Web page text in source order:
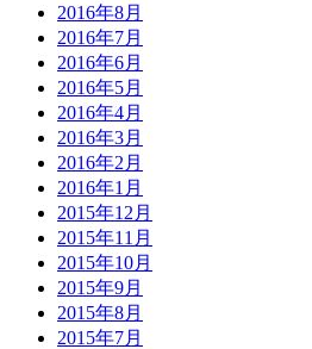
2016年8月
2016年7月
2016年6月
2016年5月
2016年4月
2016年3月
2016年2月
2016年1月
2015年12月
2015年11月
2015年10月
2015年9月
2015年8月
2015年7月